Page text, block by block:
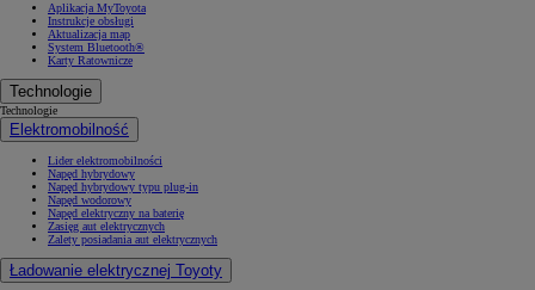
Aplikacja MyToyota
Instrukcje obsługi
Aktualizacja map
System Bluetooth®
Karty Ratownicze
Technologie
Technologie
Elektromobilność
Lider elektromobilności
Napęd hybrydowy
Napęd hybrydowy typu plug-in
Napęd wodorowy
Napęd elektryczny na baterię
Zasięg aut elektrycznych
Zalety posiadania aut elektrycznych
Ładowanie elektrycznej Toyoty